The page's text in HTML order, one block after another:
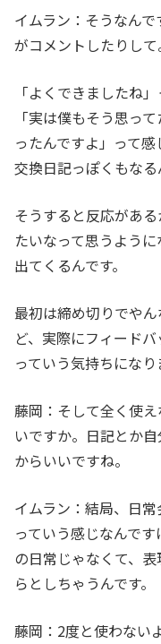
イムラン：そうなん
がコメントしたりして
「よくできましたね
「実は僕もそう思っ
ったんですよ」って
交換日記っぽくもなる
そうすると反応があ
たいなって思うよう
出てくるんです。
最初は締め切りでや
ど、実際にフィード
っていう気持ちになり
藤岡：そして全く使
いですか。日記とか
からいいですね。
イムラン：結局、日
っていう感じなんで
の日常じゃなくて、
らとしちゃうんです。
藤岡：2度と使わない